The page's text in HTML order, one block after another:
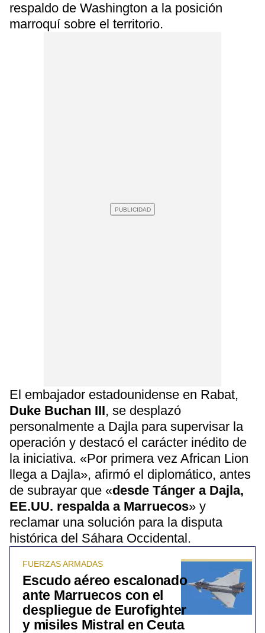
respaldo de Washington a la posición
marroquí sobre el territorio.
El embajador estadounidense en Rabat,
Duke Buchan III, se desplazó
personalmente a Dajla para supervisar la
operación y destacó el carácter inédito de
la iniciativa. «Por primera vez African Lion
llega a Dajla», afirmó el diplomático, antes
de subrayar que «desde Tánger a Dajla,
EE.UU. respalda a Marruecos» y
reclamar una solución para la disputa
histórica del Sáhara Occidental.
FUERZAS ARMADAS
Escudo aéreo escalonado
ante Marruecos con el
despliegue de Eurofighter
y misiles Mistral en Ceuta